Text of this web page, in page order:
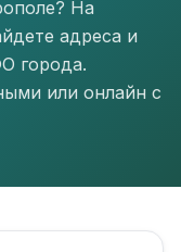
На
адреса и
города.
или онлайн с